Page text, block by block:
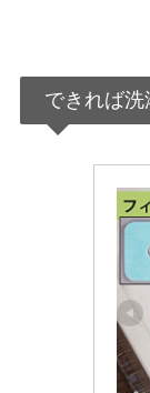
できれば